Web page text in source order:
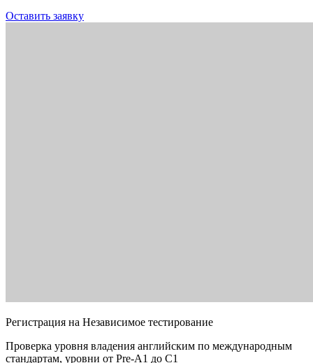
Оставить заявку
Регистрация на Независимое тестирование
Проверка уровня владения английским по международным
стандартам, уровни от Pre-A1 до C1